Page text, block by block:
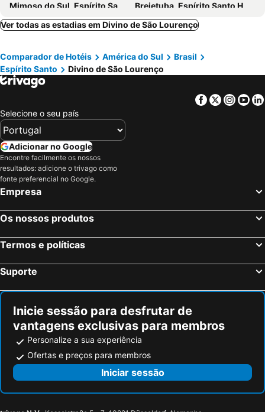
Mimoso do Sul, Espírito Santo Hotéis
Brejetuba, Espírito Santo Hotéis
Eugenópolis, Minas Gerais Hotéis
Conceição da Barra, Espírito Santo Hotéis
Santa Teresa, Espírito Santo Hotéis
Aracruz, Espírito Santo Hotéis
Colatina, Espírito Santo Hotéis
João Neiva, Espírito Santo Hotéis
Barra de São Francisco, Espírito Santo Hotéis
Rio de Janeiro, Rio de Janeiro Hotéis
São Paulo, São Paulo Hotéis
Fortaleza, Ceará Hotéis
Foz do Iguaçu, Paraná Hotéis
Salvador, Bahia Hotéis
Porto Seguro, Bahia Hotéis
Ver todas as estadias em Divino de São Lourenço
Comparador de Hotéis América do Sul
Brasil
Espírito Santo
Divino de São Lourenço
Facebook
Twitter
Selecione o seu país
Adicionar no Google
Encontre facilmente os nossos
resultados: adicione o trivago como
fonte preferencial no Google.
Empresa
Os nossos produtos
Termos e políticas
Suporte
Inicie sessão para desfrutar de
vantagens exclusivas para membros
Personalize a sua experiência
Ofertas e preços para membros
Iniciar sessão